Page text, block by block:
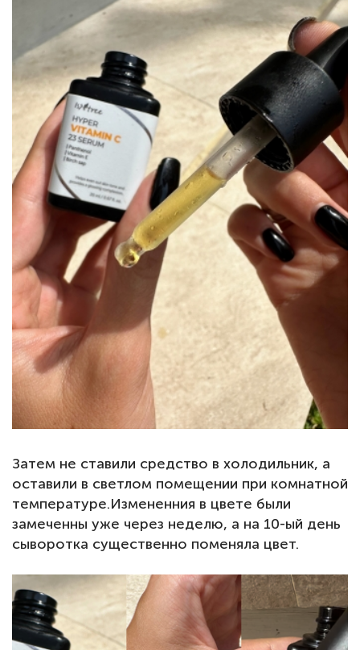
Затем не ставили средство в холодильник, а
оставили в светлом помещении при комнатной
температуре.Измененния в цвете были
замеченны уже через неделю, а на 10-ый день
сыворотка существенно поменяла цвет.